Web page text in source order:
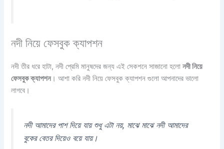
নদী নিয়ে ফেসবুক ক্যাপশন
নদী তীর ধরে হাটা, নদী প্রেমি মানুষদের জন্য এই সেকশনে সাজানো হলোনদী নিয়ে
ফেসবুক ক্যাপশন। আশা করি নদী নিয়ে ফেসবুক ক্যাপশন গুলো আপনাদের ভালো
লাগবে।
নদী আমাদের পাশ দিয়ে যায় শুধু এটা নয়, মাঝে মাঝে নদী আমাদের
বুকের বেতর দিয়েও বয়ে যায়।